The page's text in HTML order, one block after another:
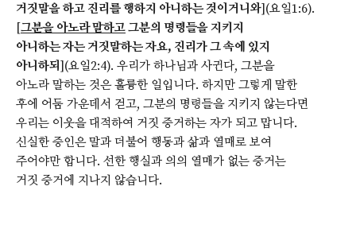
거짓말을 하고 진리를 행하지 아니하는 것이거니와](요일1:6).
[그분을 아노라 말하고그분의 명령들을 지키지
아니하는 자는 거짓말하는 자요, 진리가 그 속에 있지
아니하되](요일2:4). 우리가 하나님과 사귄다, 그분을
아노라 말하는 것은 훌륭한 일입니다. 하지만 그렇게 말한
후에 어둠 가운데서 걷고, 그분의 명령들을 지키지 않는다면
우리는 이웃을 대적하여 거짓 증거하는 자가 되고 맙니다.
신실한 증인은 말과 더불어 행동과 삶과 열매로 보여
주어야만 합니다. 선한 행실과 의의 열매가 없는 증거는
거짓 증거에 지나지 않습니다.